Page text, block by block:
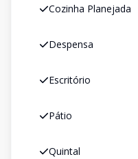
Cozinha Planejada
Despensa
Escritório
Pátio
Quintal